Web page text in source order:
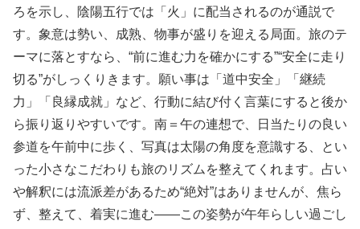
ろを示し、陰陽五行では「火」に配当されるのが通説で
す。象意は勢い、成熟、物事が盛りを迎える局面。旅のテ
ーマに落とすなら、“前に進む力を確かにする”“安全に走り
切る”がしっくりきます。願い事は「道中安全」「継続
力」「良縁成就」など、行動に結び付く言葉にすると後か
ら振り返りやすいです。南＝午の連想で、日当たりの良い
参道を午前中に歩く、写真は太陽の角度を意識する、とい
った小さなこだわりも旅のリズムを整えてくれます。占い
や解釈には流派差があるため“絶対”はありませんが、焦ら
ず、整えて、着実に進む――この姿勢が午年らしい過ごし